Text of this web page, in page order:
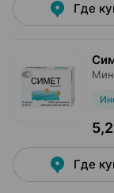
Где
Где